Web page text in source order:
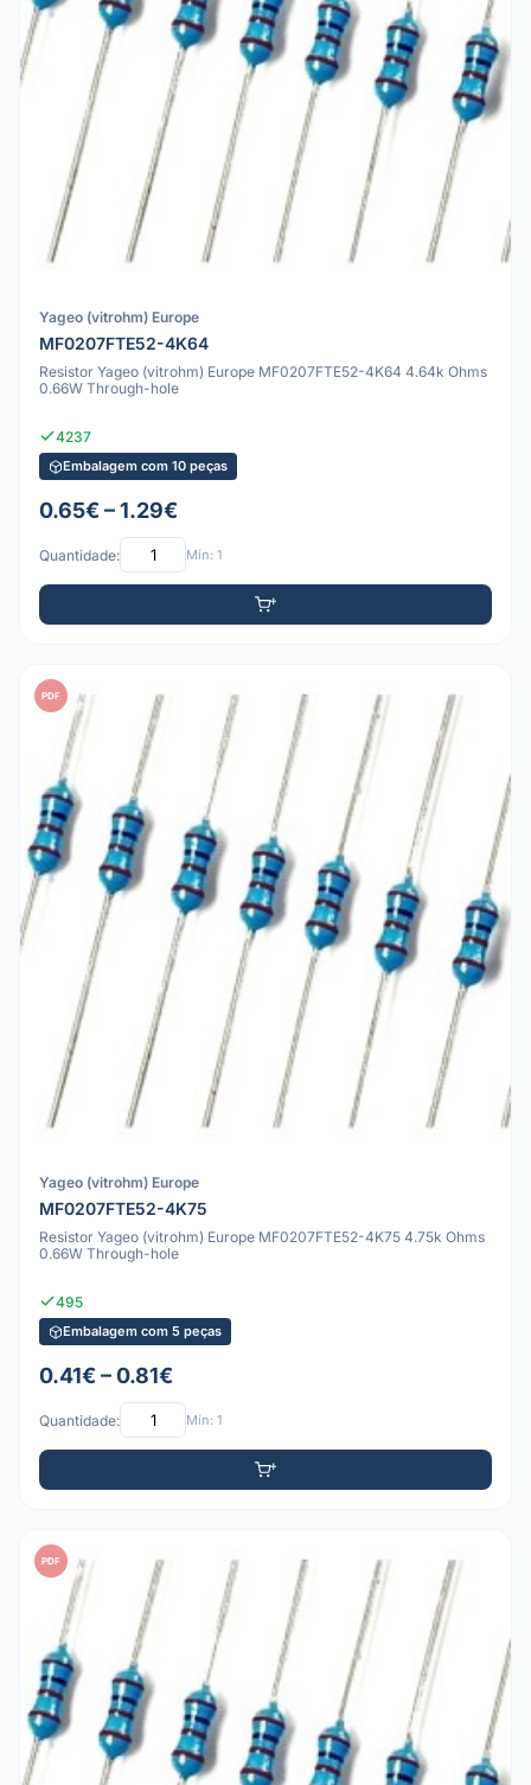
Yageo (vitrohm) Europe
MF0207FTE52-4K64
Resistor Yageo (vitrohm) Europe MF0207FTE52-4K64 4.64k Ohms
0.66W Through-hole
4237
Embalagem com 10 peças
0.65€ – 1.29€
Quantidade: Mín: 1
PDF
Yageo (vitrohm) Europe
MF0207FTE52-4K75
Resistor Yageo (vitrohm) Europe MF0207FTE52-4K75 4.75k Ohms
0.66W Through-hole
495
Embalagem com 5 peças
0.41€ – 0.81€
Quantidade: Mín: 1
PDF